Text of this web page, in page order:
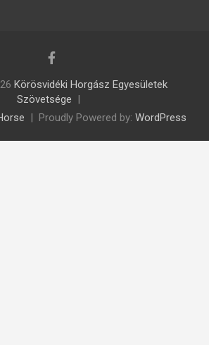
Körösvidéki Horgász Egyesületek
Szövetsége
Proudly Powered by: WordPress